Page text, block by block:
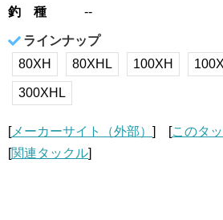
釣 種
--
ラインナップ
80XH
80XHL 100XH
300XHL
[メーカーサイト（外部） ] [このタ
[関連タックル]